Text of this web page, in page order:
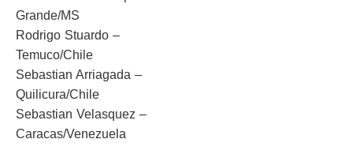
Grande/MS
Rodrigo Stuardo –
Temuco/Chile
Sebastian Arriagada –
Quilicura/Chile
Sebastian Velasquez –
Caracas/Venezuela